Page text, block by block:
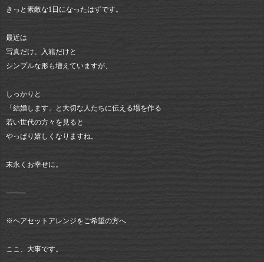
きっと素敵な1日になったはずです。
最近は
写真だけ、入籍だけと
シンプルな形も増えていますが、
しっかりと
「結婚します」と大切な人たちに伝える場を作る
若い世代の方々を見ると
やっぱり嬉しくなりますね。
末永くお幸せに。
⸻
※ヘアセットアレンジをご希望の方へ
ここ、大事です。